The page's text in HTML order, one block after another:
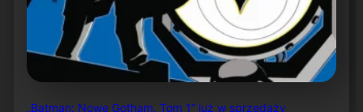
„Batman: Nowe Gotham, Tom 1” już w sprzedaży